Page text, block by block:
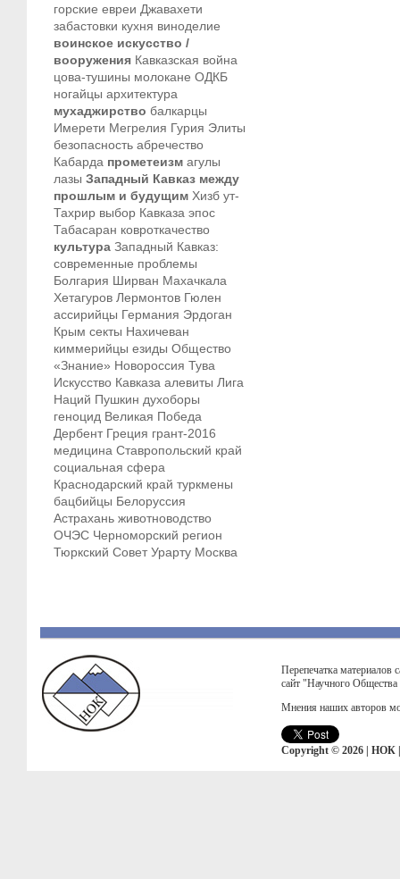
горские евреи Джавахети
забастовки кухня виноделие
воинское искусство /
вооружения Кавказская война
цова-тушины молокане ОДКБ
ногайцы архитектура
мухаджирство балкарцы
Имерети Мегрелия Гурия Элиты
безопасность абречество
Кабарда прометеизм агулы
лазы Западный Кавказ между
прошлым и будущим Хизб ут-
Тахрир выбор Кавказа эпос
Табасаран ковроткачество
культура Западный Кавказ:
современные проблемы
Болгария Ширван Махачкала
Хетагуров Лермонтов Гюлен
ассирийцы Германия Эрдоган
Крым секты Нахичеван
киммерийцы езиды Общество
«Знание» Новороссия Тува
Искусство Кавказа алевиты Лига
Наций Пушкин духоборы
геноцид Великая Победа
Дербент Греция грант-2016
медицина Ставропольский край
социальная сфера
Краснодарский край туркмены
бацбийцы Белоруссия
Астрахань животноводство
ОЧЭС Черноморский регион
Тюркский Совет Урарту Москва
Перепечатка материалов
сайт "Научного
Мнения наших авторов
Copyright © 2026 | НОК